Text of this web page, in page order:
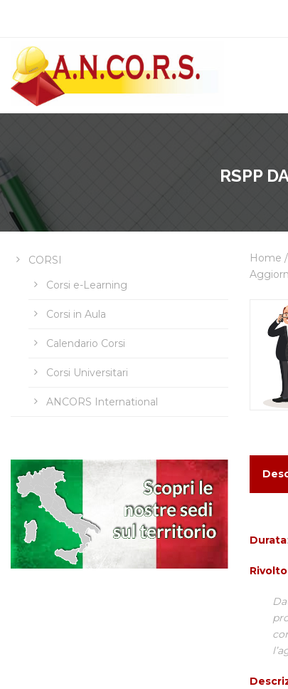
RSPP
Home /
Durata
CORSI
Corsi e-Learning
Corsi in Aula
Calendario Corsi
Corsi Universitari
ANCORS International